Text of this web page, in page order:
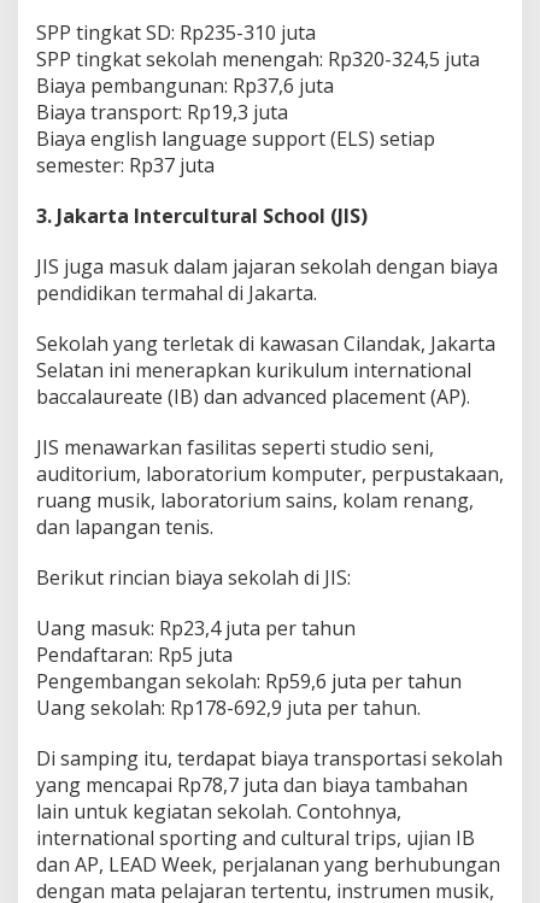
SPP tingkat SD: Rp235-310 juta
SPP tingkat sekolah menengah: Rp320-324,5 juta
Biaya pembangunan: Rp37,6 juta
Biaya transport: Rp19,3 juta
Biaya english language support (ELS) setiap
semester: Rp37 juta
3. Jakarta Intercultural School (JIS)
JIS juga masuk dalam jajaran sekolah dengan biaya
pendidikan termahal di Jakarta.
Sekolah yang terletak di kawasan Cilandak, Jakarta
Selatan ini menerapkan kurikulum international
baccalaureate (IB) dan advanced placement (AP).
JIS menawarkan fasilitas seperti studio seni,
auditorium, laboratorium komputer, perpustakaan,
ruang musik, laboratorium sains, kolam renang,
dan lapangan tenis.
Berikut rincian biaya sekolah di JIS:
Uang masuk: Rp23,4 juta per tahun
Pendaftaran: Rp5 juta
Pengembangan sekolah: Rp59,6 juta per tahun
Uang sekolah: Rp178-692,9 juta per tahun.
Di samping itu, terdapat biaya transportasi sekolah
yang mencapai Rp78,7 juta dan biaya tambahan
lain untuk kegiatan sekolah. Contohnya,
international sporting and cultural trips, ujian IB
dan AP, LEAD Week, perjalanan yang berhubungan
dengan mata pelajaran tertentu, instrumen musik,